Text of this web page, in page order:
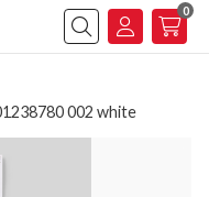
Buscar
0
002 white